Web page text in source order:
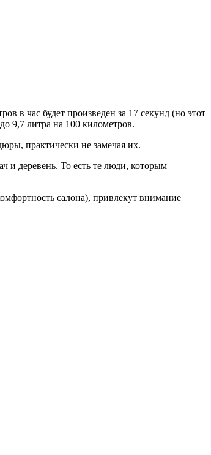
в час будет произведен за 17 секунд (но этот
9,7 литра на 100 километров.
практически не замечая их.
и деревень. То есть те люди, которым
салона), привлекут внимание